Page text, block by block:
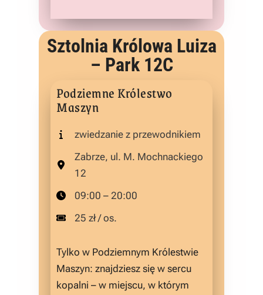
Sztolnia Królowa Luiza
– Park 12C
Podziemne Królestwo
Maszyn
zwiedzanie z przewodnikiem
Zabrze, ul. M. Mochnackiego
12
09:00 – 20:00
25 zł / os.
Tylko w Podziemnym Królestwie
Maszyn: znajdziesz się w sercu
kopalni – w miejscu, w którym